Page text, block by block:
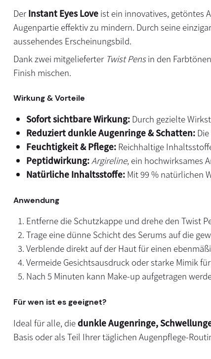
Der Instant Eyes Love ist ein innovatives, getöntes
Augenpartie effektiv zu mindern. Durch seine
aussehendes Erscheinungsbild.
Dank zwei mitgelieferter Twist Pensin den Farbtönen
Finish mischen.
Wirkung & Vorteile
Sofort sichtbare Wirkung:Durch gezielte
Reduziert dunkle Augenringe & Schatten:Die
Feuchtigkeit & Pflege:Reichhaltige
Peptidwirkung: Argireline, ein hochwirksames
Natürliche Inhaltsstoffe:Mit 99 % natürlichen
Anwendung
Entferne die Schutzkappe und drehe den Twist
Trage eine dünne Schicht des Serums auf die
Verblende direkt auf der Haut für einen
Vermeide Gesichtsausdruck oder starke Mimik
Nach 5 Minuten kann Make-up aufgetragen
Für wen ist es geeignet?
Ideal für alle, diedunkle Augenringe,
Basis oder als Teil Ihrer täglichen Augenpflege-